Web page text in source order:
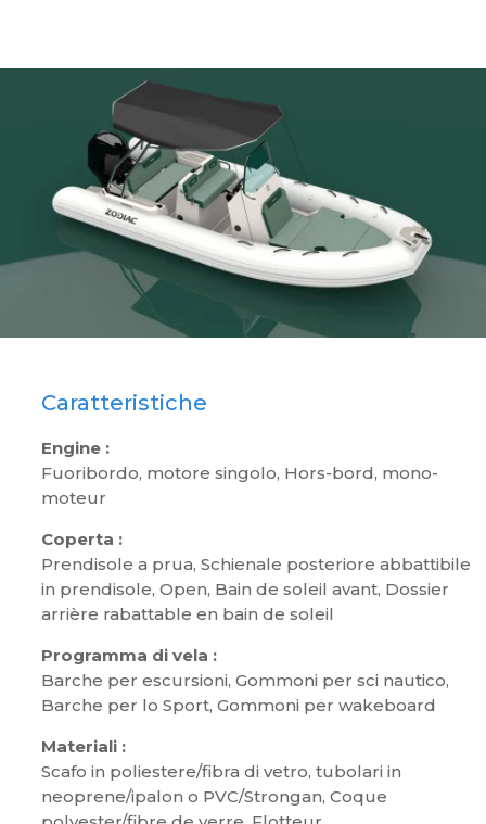
Caratteristiche
Engine :
Fuoribordo, motore singolo, Hors-bord, mono-
moteur
Coperta :
Prendisole a prua, Schienale posteriore abbattibile
in prendisole, Open, Bain de soleil avant, Dossier
arrière rabattable en bain de soleil
Programma di vela :
Barche per escursioni, Gommoni per sci nautico,
Barche per lo Sport, Gommoni per wakeboard
Materiali :
Scafo in poliestere/fibra di vetro, tubolari in
neoprene/ipalon o PVC/Strongan, Coque